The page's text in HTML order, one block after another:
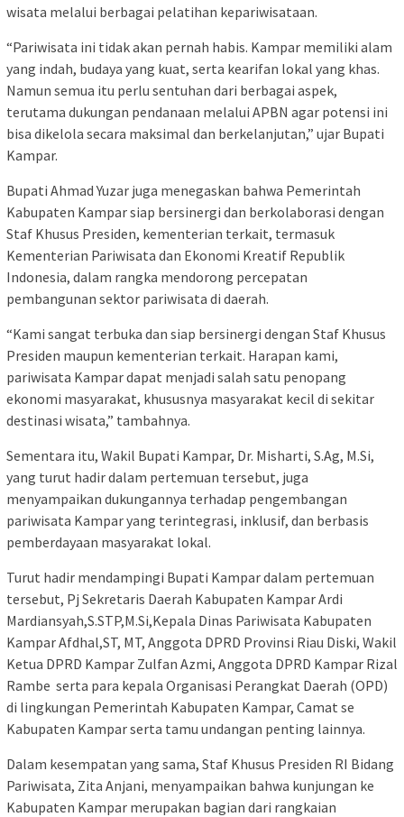
wisata melalui berbagai pelatihan kepariwisataan.
“Pariwisata ini tidak akan pernah habis. Kampar memiliki alam
yang indah, budaya yang kuat, serta kearifan lokal yang khas.
Namun semua itu perlu sentuhan dari berbagai aspek,
terutama dukungan pendanaan melalui APBN agar potensi ini
bisa dikelola secara maksimal dan berkelanjutan,” ujar Bupati
Kampar.
Bupati Ahmad Yuzar juga menegaskan bahwa Pemerintah
Kabupaten Kampar siap bersinergi dan berkolaborasi dengan
Staf Khusus Presiden, kementerian terkait, termasuk
Kementerian Pariwisata dan Ekonomi Kreatif Republik
Indonesia, dalam rangka mendorong percepatan
pembangunan sektor pariwisata di daerah.
“Kami sangat terbuka dan siap bersinergi dengan Staf Khusus
Presiden maupun kementerian terkait. Harapan kami,
pariwisata Kampar dapat menjadi salah satu penopang
ekonomi masyarakat, khususnya masyarakat kecil di sekitar
destinasi wisata,” tambahnya.
Sementara itu, Wakil Bupati Kampar, Dr. Misharti, S.Ag, M.Si,
yang turut hadir dalam pertemuan tersebut, juga
menyampaikan dukungannya terhadap pengembangan
pariwisata Kampar yang terintegrasi, inklusif, dan berbasis
pemberdayaan masyarakat lokal.
Turut hadir mendampingi Bupati Kampar dalam pertemuan
tersebut, Pj Sekretaris Daerah Kabupaten Kampar Ardi
Mardiansyah,S.STP,M.Si,Kepala Dinas Pariwisata Kabupaten
Kampar Afdhal,ST, MT, Anggota DPRD Provinsi Riau Diski, Wakil
Ketua DPRD Kampar Zulfan Azmi, Anggota DPRD Kampar Rizal
Rambe serta para kepala Organisasi Perangkat Daerah (OPD)
di lingkungan Pemerintah Kabupaten Kampar, Camat se
Kabupaten Kampar serta tamu undangan penting lainnya.
Dalam kesempatan yang sama, Staf Khusus Presiden RI Bidang
Pariwisata, Zita Anjani, menyampaikan bahwa kunjungan ke
Kabupaten Kampar merupakan bagian dari rangkaian